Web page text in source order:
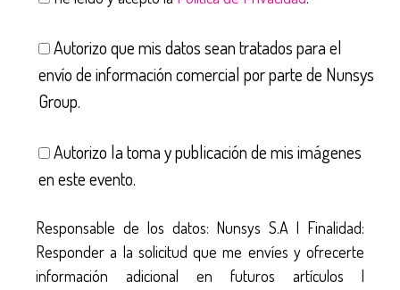
Autorizo que mis datos sean tratados para el
envío de información comercial por parte de Nunsys
Group.
Autorizo la toma y publicación de mis imágenes
en este evento.
Responsable de los datos: Nunsys S.A | Finalidad:
Responder a la solicitud que me envíes y ofrecerte
información adicional en futuros artículos |